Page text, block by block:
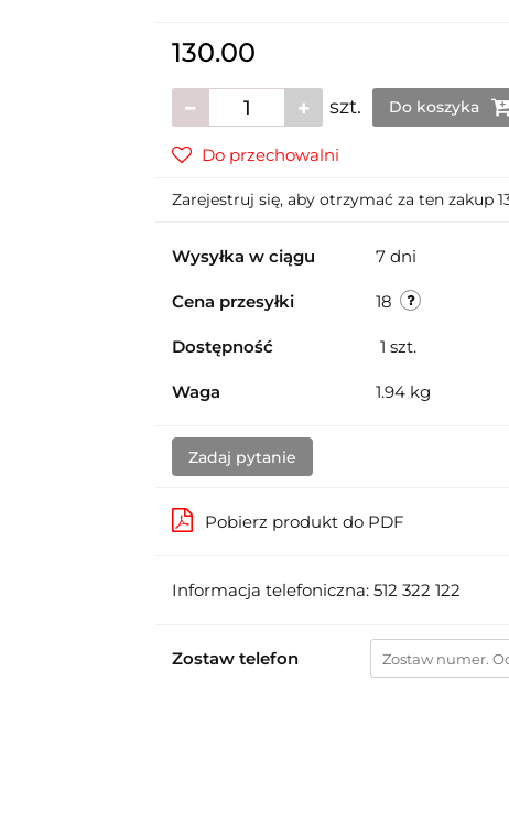
130.00
szt. Do koszyka
Do przechowalni
Zarejestruj się, aby otrzymać za ten zakup
Wysyłka w ciągu 7 dni
Cena przesyłki 18
Dostępność 1 szt.
Waga 1.94 kg
Zadaj pytanie
Pobierz produkt do PDF
Informacja telefoniczna: 512 322 122
Zostaw telefon